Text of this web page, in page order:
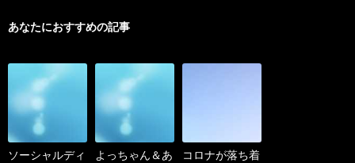
あなたにおすすめの記事
ソーシャルディ
よっちゃん＆あ
コロナが落ち着